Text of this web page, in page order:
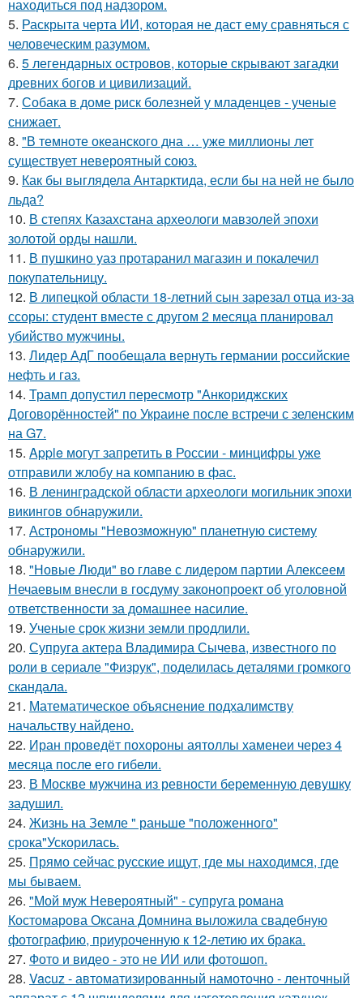
находиться под надзором.
5. Раскрыта черта ИИ, которая не даст ему сравняться с
человеческим разумом.
6. 5 легендарных островов, которые скрывают загадки
древних богов и цивилизаций.
7. Собака в доме риск болезней у младенцев - ученые
снижает.
8. "В темноте океанского дна … уже миллионы лет
существует невероятный союз.
9. Как бы выглядела Антарктида, если бы на ней не было
льда?
10. В степях Казахстана археологи мавзолей эпохи
золотой орды нашли.
11. В пушкино уаз протаранил магазин и покалечил
покупательницу.
12. В липецкой области 18-летний сын зарезал отца из-за
ссоры: студент вместе с другом 2 месяца планировал
убийство мужчины.
13. Лидер АдГ пообещала вернуть германии российские
нефть и газ.
14. Трамп допустил пересмотр "Анкориджских
Договорённостей" по Украине после встречи с зеленским
на G7.
15. Apple могут запретить в России - минцифры уже
отправили жлобу на компанию в фас.
16. В ленинградской области археологи могильник эпохи
викингов обнаружили.
17. Астрономы "Невозможную" планетную систему
обнаружили.
18. "Новые Люди" во главе с лидером партии Алексеем
Нечаевым внесли в госдуму законопроект об уголовной
ответственности за домашнее насилие.
19. Ученые срок жизни земли продлили.
20. Супруга актера Владимира Сычева, известного по
роли в сериале "Физрук", поделилась деталями громкого
скандала.
21. Математическое объяснение подхалимству
начальству найдено.
22. Иран проведёт похороны аятоллы хаменеи через 4
месяца после его гибели.
23. В Москве мужчина из ревности беременную девушку
задушил.
24. Жизнь на Земле " раньше "положенного"
срока"Ускорилась.
25. Прямо сейчас русские ищут, где мы находимся, где
мы бываем.
26. "Мой муж Невероятный" - супруга романа
Костомарова Оксана Домнина выложила свадебную
фотографию, приуроченную к 12-летию их брака.
27. Фото и видео - это не ИИ или фотошоп.
28. Vacuz - автоматизированный намоточно - ленточный